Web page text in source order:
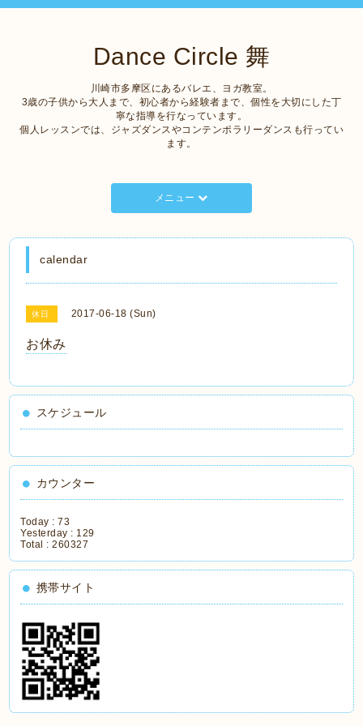
Dance Circle 舞
川崎市多摩区にあるバレエ、ヨガ教室。
3歳の子供から大人まで、初心者から経験者まで、個性を大切にした丁
寧な指導を行なっています。
個人レッスンでは、ジャズダンスやコンテンポラリーダンスも行ってい
ます。
メニュー
calendar
休日 2017-06-18 (Sun)
お休み
スケジュール
カウンター
Today :73
Yesterday : 129
Total :260327
携帯サイト